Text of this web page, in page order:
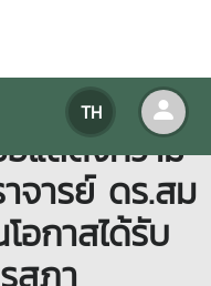
TH
ารสื่อสาร
แสดงความ
จารย์ ดร.สม
อกาสได้รับ